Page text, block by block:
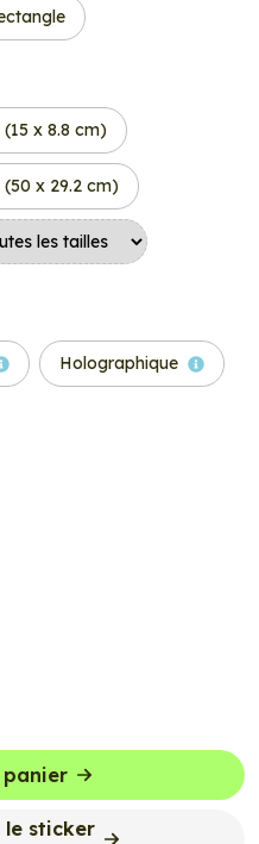
x 8.8 cm)
(50 x 29.2 cm)
Holographique
le sticker